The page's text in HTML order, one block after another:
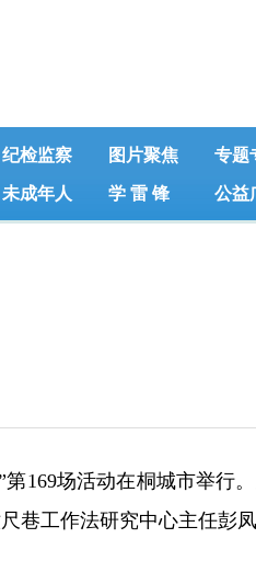
纪检监察 图片聚焦 专题
未成年人 学 雷 锋 公益
场活动在桐城市举行。
巷工作法研究中心主任彭凤